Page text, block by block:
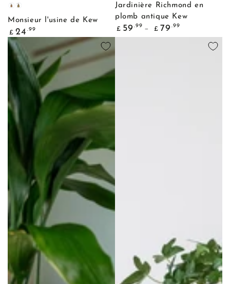
Cuivre
Laiton
Monsieur l'usine de Kew
Prix
normal
£ 24 .99
Jardinière Richmond en
plomb antique Kew
Prix
normal
£ 59 .99
£ 79 .99